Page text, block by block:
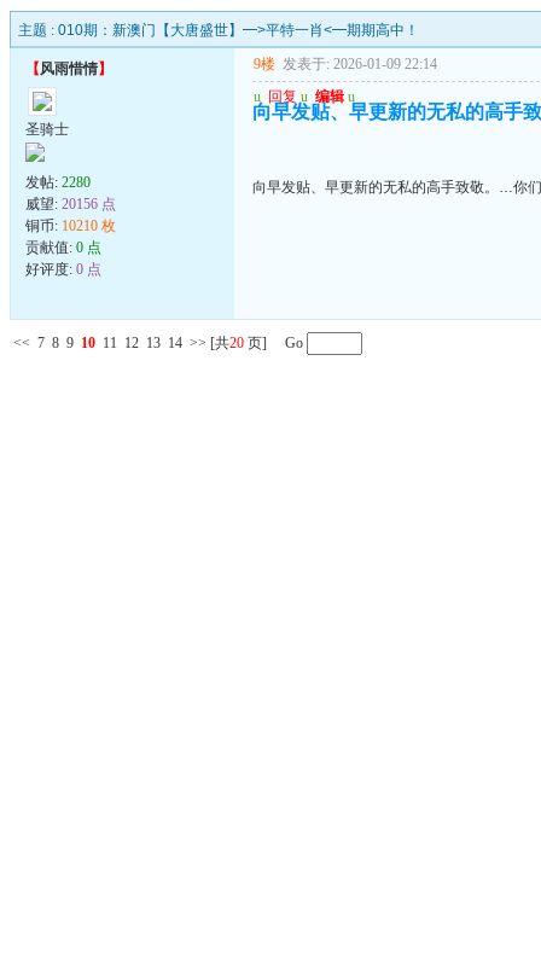
主题 : 010期：新澳门【大唐盛世】━>平特一肖<━期期高中！
【风雨惜情】
圣骑士
发帖: 2280
威望: 20156 点
铜币: 10210 枚
贡献值: 0 点
好评度: 0 点
9楼 发表于: 2026-01-09 22:14
u 回复 u 编辑 u
向早发贴、早更新的无私的高手
向早发贴、早更新的无私的高手致敬。…你
<< 7 8 9 10 11 12 13 14 >> [共20 页] Go